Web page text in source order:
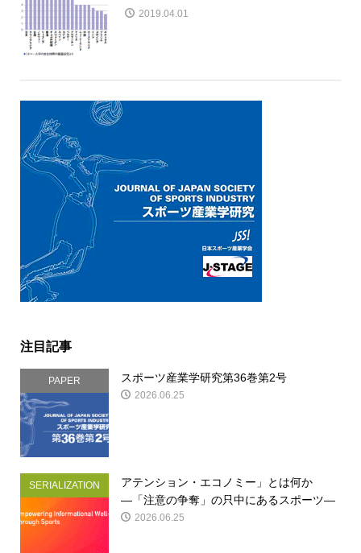
2019.04.01
注目記事
PAPER スポーツ産業学研究第36巻第2号
2026.06.25
SERIALIZATION
アテンション・エコノミー」とは何か
―「注意の争奪」の只中にあるスポーツ―
2026.06.25